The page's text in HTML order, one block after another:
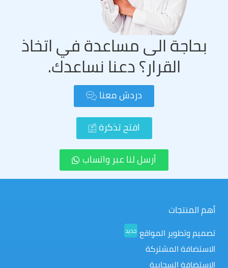
بحاجة الى مساعدة في اتخاذ
القرار؟ دعنا نساعدك.
دردش معنا
افتح تذكرة
أرسل لنا عبر واتساب
أهم المنتجات
تصميم وتطوير المواقعجديد
الاستضافة المشتركة
الاستضافة السحابية